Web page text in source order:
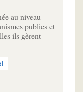
au niveau
publics et
ils gèrent